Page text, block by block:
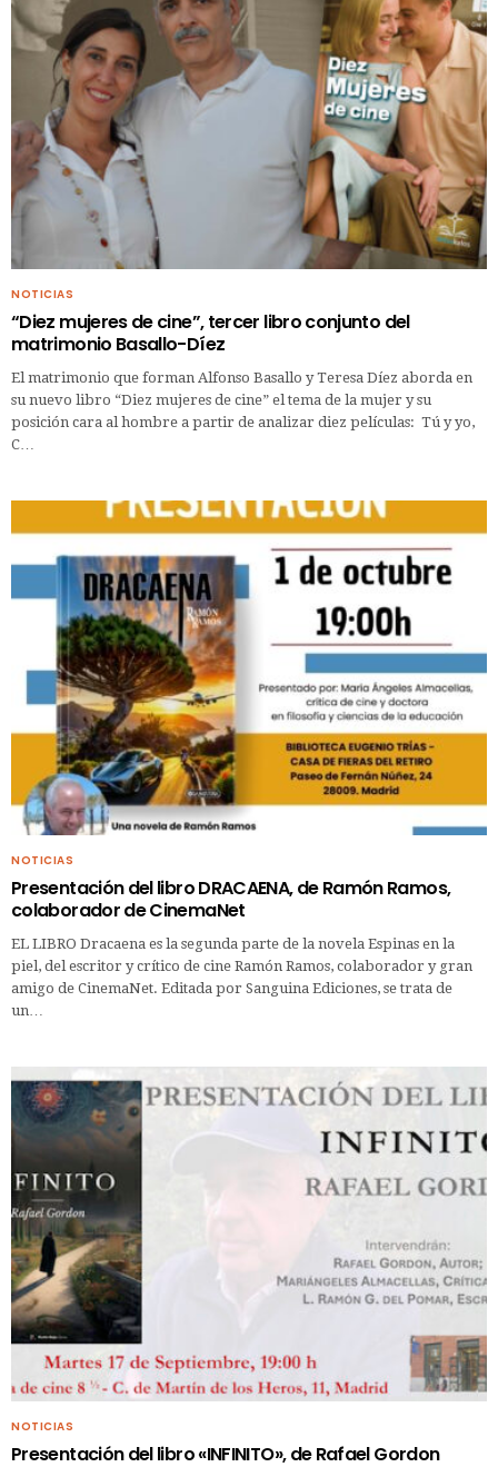
NOTICIAS
“Diez mujeres de cine”, tercer libro conjunto del
matrimonio Basallo-Díez
El matrimonio que forman Alfonso Basallo y Teresa Díez aborda en
su nuevo libro “Diez mujeres de cine” el tema de la mujer y su
posición cara al hombre a partir de analizar diez películas: Tú y yo,
C…
NOTICIAS
Presentación del libro DRACAENA, de Ramón Ramos,
colaborador de CinemaNet
EL LIBRO Dracaena es la segunda parte de la novela Espinas en la
piel, del escritor y crítico de cine Ramón Ramos, colaborador y gran
amigo de CinemaNet. Editada por Sanguina Ediciones, se trata de
un…
NOTICIAS
Presentación del libro «INFINITO», de Rafael Gordon